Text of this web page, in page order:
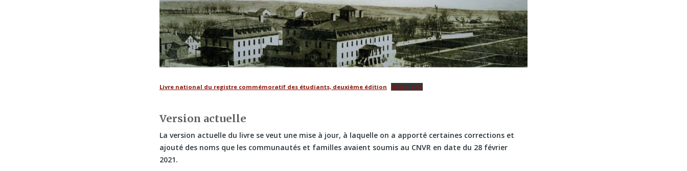
Livre national du registre commémoratif des étudiants, deuxième édition Download
Version actuelle
La version actuelle du livre se veut une mise à jour, à laquelle on a apporté certaines corrections et
ajouté des noms que les communautés et familles avaient soumis au CNVR en date du 28 février
2021.